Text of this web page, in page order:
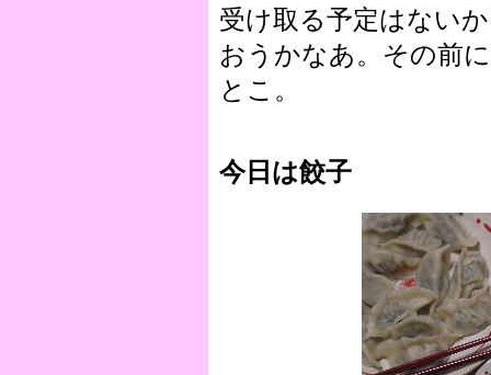
受け取る予定はない
おうかなあ。その前
とこ。
今日は餃子